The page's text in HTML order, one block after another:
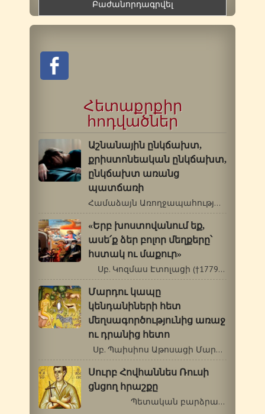
Հետաքրքիր
հոդվածներ
Աշնանային ընկճախտ,
քրիստոնեական ընկճախտ,
ընկճախտ առանց
պատճառի
Համաձայն Առողջապահության համաշխարհային…
«Երբ խոստովանում եք,
ասե՛ք ձեր բոլոր մեղքերը՝
հստակ ու մաքուր»
Սբ. Կոզմաս Էտոլացի (†1779) Հատվածներ…
Մարդու կապը
կենդանիների հետ
մեղսագործությունից առաջ
ու դրանից հետո
Սբ. Պաիսիոս Աթոսացի Մարդու կապը…
Սուրբ Հովհաննես Ռուսի
ցնցող հրաշքը
Պետական բարձրաստիճան…